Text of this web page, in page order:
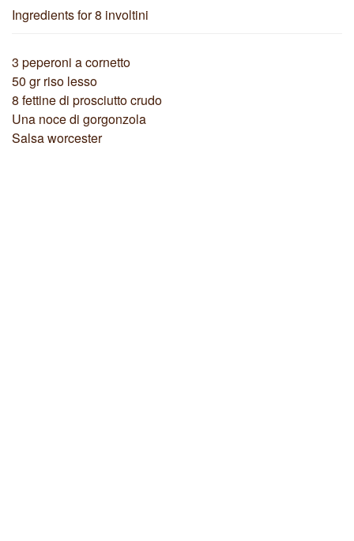
Ingredientsfor 8 involtini
3 peperoni a cornetto
50 gr riso lesso
8 fettine di prosciutto crudo
Una noce di gorgonzola
Salsa worcester